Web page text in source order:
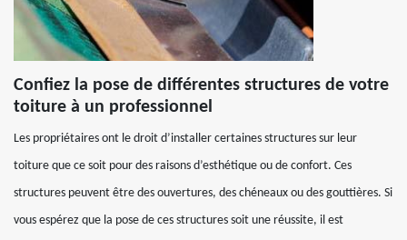
Confiez la pose de différentes structures de votre
toiture à un professionnel
Les propriétaires ont le droit d’installer certaines structures sur leur
toiture que ce soit pour des raisons d’esthétique ou de confort. Ces
structures peuvent être des ouvertures, des chéneaux ou des gouttières. Si
vous espérez que la pose de ces structures soit une réussite, il est